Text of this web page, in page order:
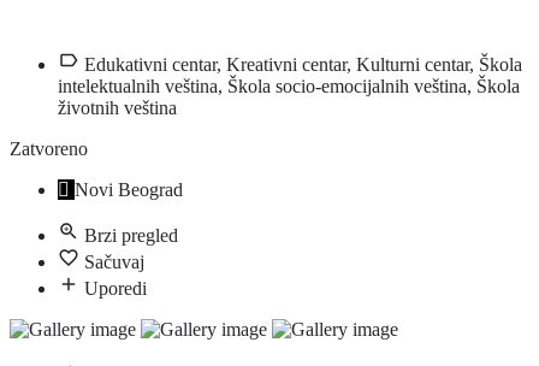
Edukativni centar, Kreativni centar, Kulturni centar, Škola
intelektualnih veština, Škola socio-emocijalnih veština, Škola
životnih veština
Zatvoreno
Novi Beograd
Brzi pregled
Sačuvaj
Uporedi